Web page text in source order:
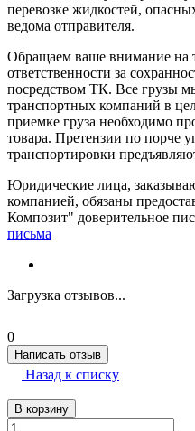
перевозке жидкостей,
ведома отправителя.
Обращаем ваше внимание на
ответственности за
посредством ТК. Все грузы
транспортных компаний в
приемке груза необходимо
товара. Претензии по порче
транспортировки
Юридические лица,
компанией, обязаны
Композит" доверительное
письма
Загрузка отзывов...
0
Написать отзыв
Назад к списку
В корзину